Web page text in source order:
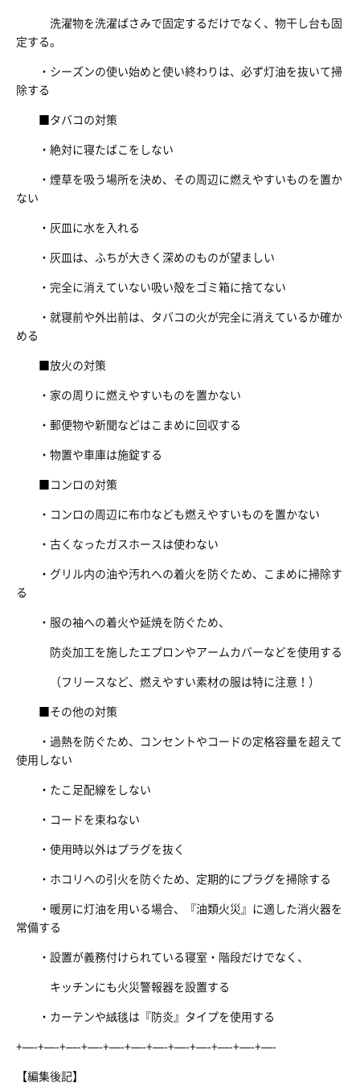
洗濯物を洗濯ばさみで固定するだけでなく、物干し台も固
定する。
・シーズンの使い始めと使い終わりは、必ず灯油を抜いて掃
除する
■タバコの対策
・絶対に寝たばこをしない
・煙草を吸う場所を決め、その周辺に燃えやすいものを置か
ない
・灰皿に水を入れる
・灰皿は、ふちが大きく深めのものが望ましい
・完全に消えていない吸い殻をゴミ箱に捨てない
・就寝前や外出前は、タバコの火が完全に消えているか確か
める
■放火の対策
・家の周りに燃えやすいものを置かない
・郵便物や新聞などはこまめに回収する
・物置や車庫は施錠する
■コンロの対策
・コンロの周辺に布巾なども燃えやすいものを置かない
・古くなったガスホースは使わない
・グリル内の油や汚れへの着火を防ぐため、こまめに掃除す
る
・服の袖への着火や延焼を防ぐため、
防炎加工を施したエプロンやアームカバーなどを使用する
（フリースなど、燃えやすい素材の服は特に注意！）
■その他の対策
・過熱を防ぐため、コンセントやコードの定格容量を超えて
使用しない
・たこ足配線をしない
・コードを束ねない
・使用時以外はプラグを抜く
・ホコリへの引火を防ぐため、定期的にプラグを掃除する
・暖房に灯油を用いる場合、『油類火災』に適した消火器を
常備する
・設置が義務付けられている寝室・階段だけでなく、
キッチンにも火災警報器を設置する
・カーテンや絨毯は『防炎』タイプを使用する
+—-+—-+—-+—-+—-+—-+—-+—-+—-+—-+—-+—-
【編集後記】